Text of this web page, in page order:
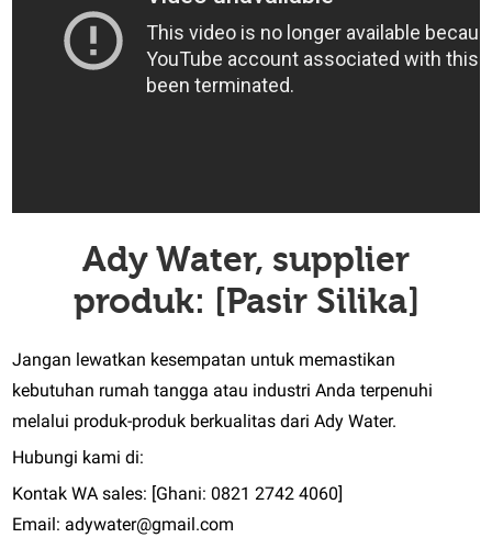
Ady Water, supplier
produk: [Pasir Silika]
Jangan lewatkan kesempatan untuk memastikan
kebutuhan rumah tangga atau industri Anda terpenuhi
melalui produk-produk berkualitas dari Ady Water.
Hubungi kami di:
Kontak WA sales: [Ghani: 0821 2742 4060]
Email: adywater@gmail.com